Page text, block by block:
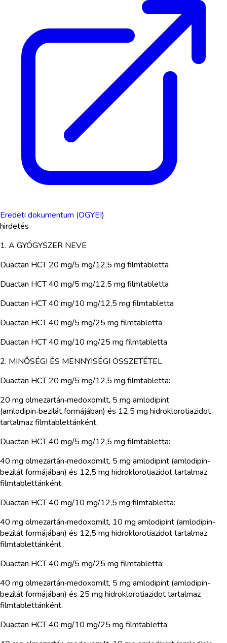
Eredeti dokumentum (OGYEI)
hirdetés
1. A GYÓGYSZER NEVE
Duactan HCT 20 mg/5 mg/12,5 mg filmtabletta
Duactan HCT 40 mg/5 mg/12,5 mg filmtabletta
Duactan HCT 40 mg/10 mg/12,5 mg filmtabletta
Duactan HCT 40 mg/5 mg/25 mg filmtabletta
Duactan HCT 40 mg/10 mg/25 mg filmtabletta
2. MINŐSÉGI ÉS MENNYISÉGI ÖSSZETÉTEL
Duactan HCT 20 mg/5 mg/12,5 mg filmtabletta:
20 mg olmezartán‑medoxomilt, 5 mg amlodipint
(amlodipin‑bezilát formájában) és 12,5 mg hidroklorotiazidot
tartalmaz filmtablettánként.
Duactan HCT 40 mg/5 mg/12,5 mg filmtabletta:
40 mg olmezartán‑medoxomilt, 5 mg amlodipint (amlodipin-
bezilát formájában) és 12,5 mg hidroklorotiazidot tartalmaz
filmtablettánként.
Duactan HCT 40 mg/10 mg/12,5 mg filmtabletta:
40 mg olmezartán‑medoxomilt, 10 mg amlodipint (amlodipin-
bezilát formájában) és 12,5 mg hidroklorotiazidot tartalmaz
filmtablettánként.
Duactan HCT 40 mg/5 mg/25 mg filmtabletta:
40 mg olmezartán‑medoxomilt, 5 mg amlodipint (amlodipin-
bezilát formájában) és 25 mg hidroklorotiazidot tartalmaz
filmtablettánként.
Duactan HCT 40 mg/10 mg/25 mg filmtabletta: